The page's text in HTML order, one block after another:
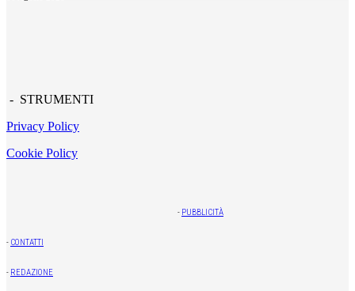
- STRUMENTI
Privacy Policy
Cookie Policy
- PUBBLICITÀ
- CONTATTI
- REDAZIONE